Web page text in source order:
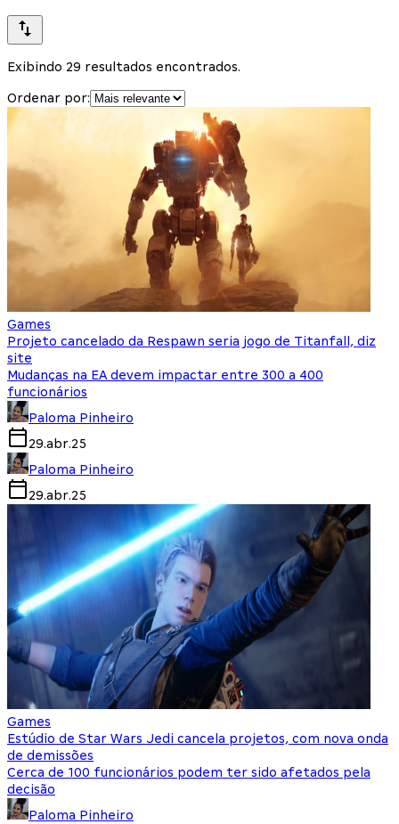
Exibindo 29 resultados encontrados.
Ordenar por:
Games
Projeto cancelado da Respawn seria jogo de Titanfall, diz
site
Mudanças na EA devem impactar entre 300 a 400
funcionários
Paloma Pinheiro
29.abr.25
Paloma Pinheiro
29.abr.25
Games
Estúdio de Star Wars Jedi cancela projetos, com nova onda
de demissões
Cerca de 100 funcionários podem ter sido afetados pela
decisão
Paloma Pinheiro